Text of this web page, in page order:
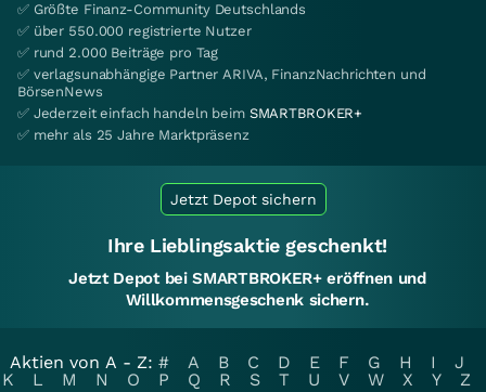
✅ Größte Finanz-Community Deutschlands
✅ über 550.000 registrierte Nutzer
✅ rund 2.000 Beiträge pro Tag
✅ verlagsunabhängige Partner ARIVA, FinanzNachrichten und
BörsenNews
✅ Jederzeit einfach handeln beim SMARTBROKER+
✅ mehr als 25 Jahre Marktpräsenz
Jetzt Depot sichern
Ihre Lieblingsaktie geschenkt!
Jetzt Depot bei SMARTBROKER+ eröffnen und
Willkommensgeschenk sichern.
Aktien von A - Z: # A B C D E F G H I
J
K
L M N O P Q R S T U V W X Y
Z